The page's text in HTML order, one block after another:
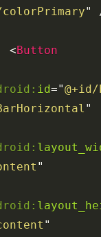
"
<Button
id="
"
"
"